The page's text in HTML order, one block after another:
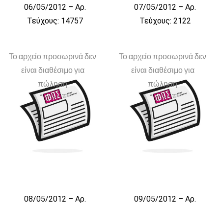
06/05/2012 – Αρ.
Τεύχους: 14757
07/05/2012 – Αρ.
Τεύχους: 2122
Το αρχείο προσωρινά δεν
είναι διαθέσιμο για
πώληση
08/05/2012 – Αρ.
Το αρχείο προσωρινά δεν
είναι διαθέσιμο για
πώληση
09/05/2012 – Αρ.